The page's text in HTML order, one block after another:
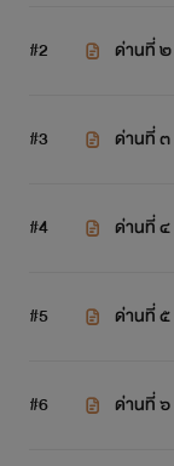
: แขนซ้าย
#2 ด่านที่ ๒
#3 ด่านที่ ๓
#4 ด่านที่ ๔
#5 ด่านที่ ๕
#6 ด่านที่ ๖